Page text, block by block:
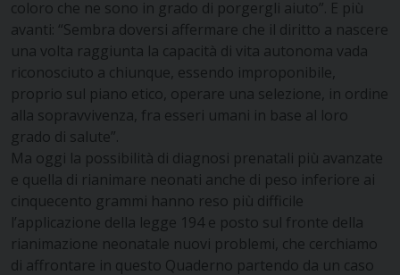
coloro che ne sono in grado di porgergli aiuto”. E più
avanti: “Sembra doversi affermare che il diritto a nascere
una volta raggiunta la capacità di vita autonoma vada
riconosciuto a chiunque, essendo improponibile,
proprio sul piano etico, operare una selezione, in ordine
alla sopravvivenza, fra esseri umani in base al loro
grado di salute”.
Ma oggi la possibilità di diagnosi prenatali più avanzate
e quella di rianimare neonati anche di peso inferiore ai
cinquecento grammi hanno reso più difficile
l’applicazione della legge 194 e posto sul fronte della
rianimazione neonatale nuovi problemi, che cerchiamo
di affrontare in questo Quaderno partendo da un caso